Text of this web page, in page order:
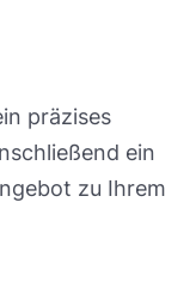
präzises
ein
zu Ihrem